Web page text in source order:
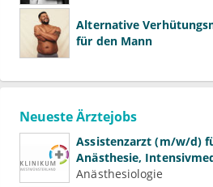
Alternative
für den Mann
Neueste Ärztejobs
Assistenzarzt (m/w/d)
Anästhesie,
Schmerztherapie
Anästhesiologie